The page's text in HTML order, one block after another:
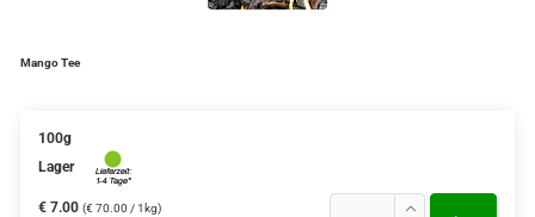
Rooibos Tee
Mango Tee
100g
Lager
€ 7.00 (€ 70.00 / 1kg)